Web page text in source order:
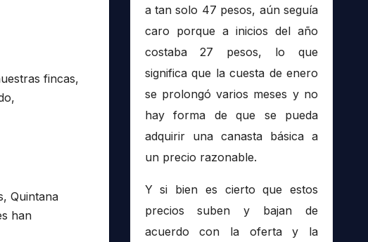
fincas,
Quintana
han
a tan solo 47 pesos, aún seguía
caro porque a inicios del año
costaba 27 pesos, lo que
significa que la cuesta de enero
se prolongó varios meses y no
hay forma de que se pueda
adquirir una canasta básica a
un precio razonable.
Y si bien es cierto que estos
precios suben y bajan de
acuerdo con la oferta y la